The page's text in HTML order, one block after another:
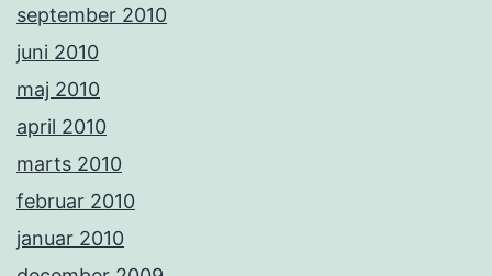
september 2010
juni 2010
maj 2010
april 2010
marts 2010
februar 2010
januar 2010